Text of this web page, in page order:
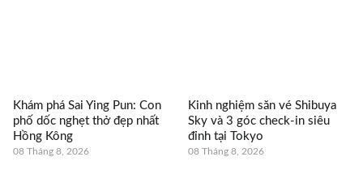
Khám phá Sai Ying Pun: Con
phố dốc nghẹt thở đẹp nhất
Hồng Kông
08 Tháng 8, 2026
Kinh nghiệm săn vé Shibuya
Sky và 3 góc check-in siêu
đỉnh tại Tokyo
08 Tháng 8, 2026